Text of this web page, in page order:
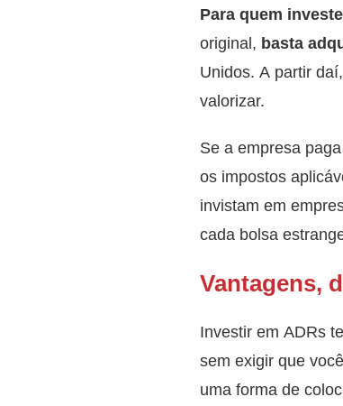
Para quem
original, basta
Unidos. A partir
valorizar.
Se a empresa paga
os impostos
invistam em
cada bolsa
Vantagens,
Investir em ADRs
sem exigir que
uma forma de